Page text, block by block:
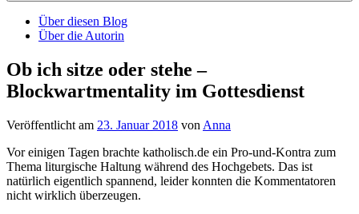
Über diesen Blog
Über die Autorin
Ob ich sitze oder stehe –
Blockwartmentality im Gottesdienst
Veröffentlicht am 23. Januar 2018 von Anna
Vor einigen Tagen brachte katholisch.de ein Pro-und-Kontra zum
Thema liturgische Haltung während des Hochgebets. Das ist
natürlich eigentlich spannend, leider konnten die Kommentatoren
nicht wirklich überzeugen.